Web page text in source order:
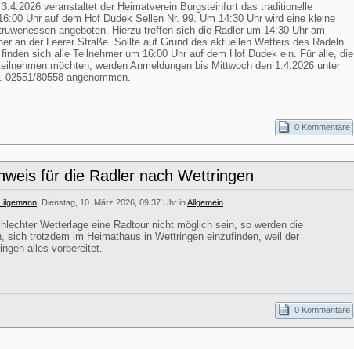
veranstaltet der Heimatverein Burgsteinfurt das traditionelle
Uhr auf dem Hof Dudek Sellen Nr. 99. Um 14:30 Uhr wird eine kleine
angeboten. Hierzu treffen sich die Radler um 14:30 Uhr am
an der Leerer Straße. Sollte auf Grund des aktuellen Wetters des Radeln
sich alle Teilnehmer um 16:00 Uhr auf dem Hof Dudek ein. Für alle, die
möchten, werden Anmeldungen bis Mittwoch den 1.4.2026 unter
02551/80558 angenommen.
0 Kommentare
für die Radler nach Wettringen
, Dienstag, 10. März 2026, 09:37 Uhr inAllgemein
Wetterlage eine Radtour nicht möglich sein, so werden die
sich trotzdem im Heimathaus in Wettringen einzufinden, weil der
alles vorbereitet.
0 Kommentare